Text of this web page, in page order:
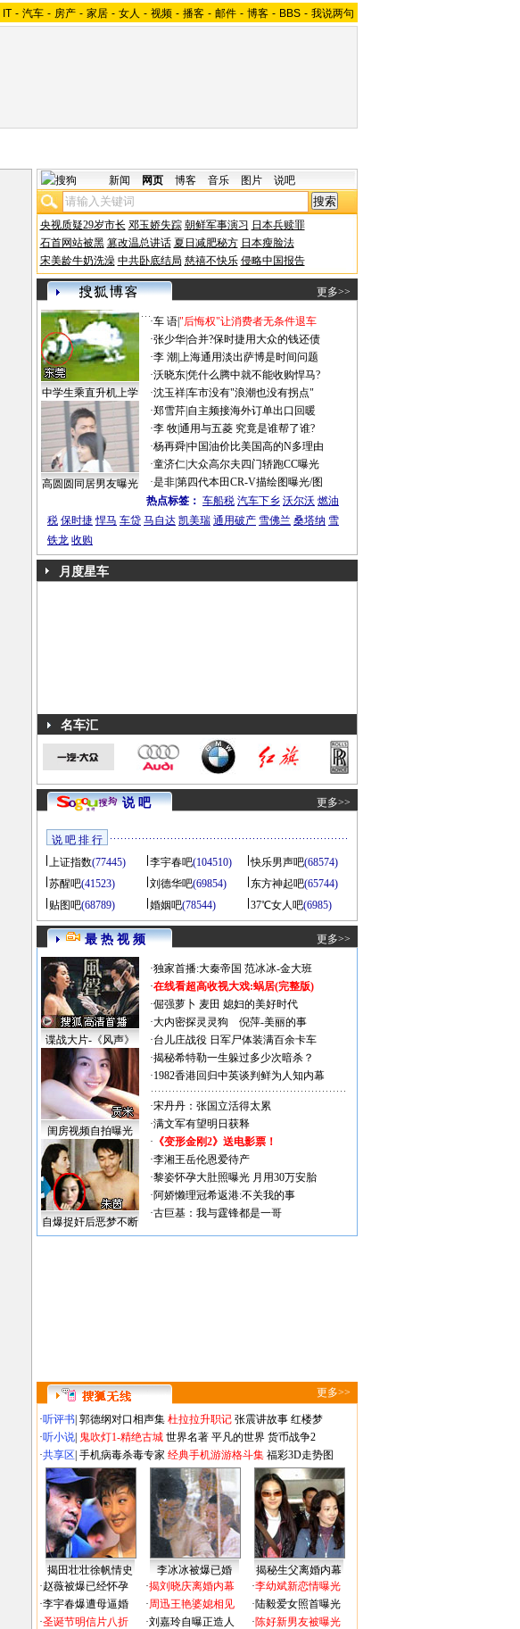
IT - 汽车 - 房产 - 家居 - 女人 - 视频 - 播客 - 邮件 - 博客 - BBS - 我说两句
新闻 网页 博客 音乐 图片 说吧
央视质疑29岁市长 邓玉娇失踪 朝鲜军事演习 日本兵赎罪
石首网站被黑 篡改温总讲话 夏日减肥秘方 日本瘦脸法
宋美龄牛奶洗澡 中共卧底结局 慈禧不快乐 侵略中国报告
更多>>
中学生乘直升机上学
高圆圆同居男友曝光
·车 语|"后悔权"让消费者无条件退车
·张少华|合并?保时捷用大众的钱还债
·李 潮 上海通用淡出萨博是时间问题
·沃晓东|凭什么腾中就不能收购悍马?
·沈玉祥|车市没有"浪潮也没有拐点"
·郑雪芹| 自主频接海外订单出口回暖
·李 牧|通用与五菱 究竟是谁帮了谁?
·杨再舜|中国油价比美国高的N多理由
·童济仁|大众高尔夫四门轿跑CC曝光
·是非|第四代本田CR-V描绘图曝光/图
热点标签： 车船税 汽车下乡 沃尔沃 燃油
税 保时捷 悍马 车贷 马自达 凯美瑞 通用破产 雪佛兰 桑塔纳 雪
铁龙 收购
月度星车
名车汇
说 吧 更多>>
说 吧 排 行
上证指数(77445) 李宇春吧(104510) 快乐男声吧(68574)
苏醒吧(41523) 刘德华吧(69854) 东方神起吧(65744)
贴图吧(68789) 婚姻吧(78544) 37℃女人吧(6985)
最 热 视 频 更多>>
谍战大片-《风声》
闺房视频自拍曝光
自爆捉奸后恶梦不断
·独家首播:大秦帝国 范冰冰-金大班
·在线看超高收视大戏:蜗居(完整版)
·倔强萝卜 麦田 媳妇的美好时代
·大内密探灵灵狗
倪萍-美丽的事
·台儿庄战役 日军尸体装满百余卡车
·揭秘希特勒一生躲过多少次暗杀？
·1982香港回归中英谈判鲜为人知内幕
·宋丹丹：张国立活得太累
·满文军有望明日获释
· 《变形金刚2》送电影票！
·李湘王岳伦恩爱待产
·黎姿怀孕大肚照曝光 月用30万安胎
·阿娇懒理冠希返港:不关我的事
·古巨基：我与霆锋都是一哥
更多>>
·听评书 郭德纲对口相声集 杜拉拉升职记 张震讲故事 红楼梦
·听小说 鬼吹灯1-精绝古城 世界名著 平凡的世界 货币战争2
·共享区 手机病毒杀毒专家 经典手机游游格斗集 福彩3D走势图
揭田壮壮徐帆情史 李冰冰被爆已婚
揭秘生父离婚内幕
·赵薇被爆已经怀孕
·李宇春爆遭母逼婚
·圣诞节明信片八折
·揭刘晓庆离婚内幕
·周迅王艳婆媳相见
·刘嘉玲自曝正造人
·李幼斌新恋情曝光
·陆毅爱女照首曝光
·陈好新男友被曝光